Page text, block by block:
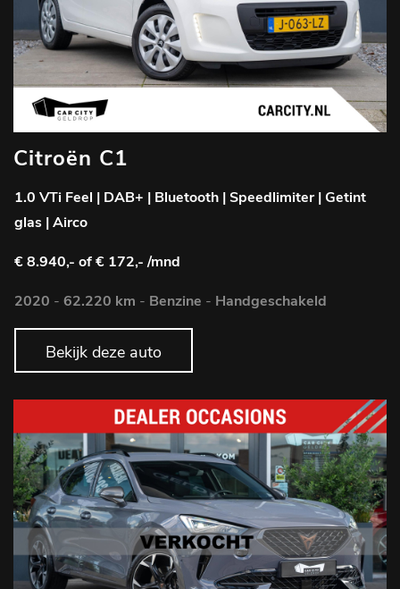
Citroën C1
1.0 VTi Feel | DAB+ | Bluetooth | Speedlimiter | Getint
glas | Airco
€ 8.940,- of € 172,- /mnd
2020 - 62.220 km - Benzine - Handgeschakeld
Bekijk deze auto